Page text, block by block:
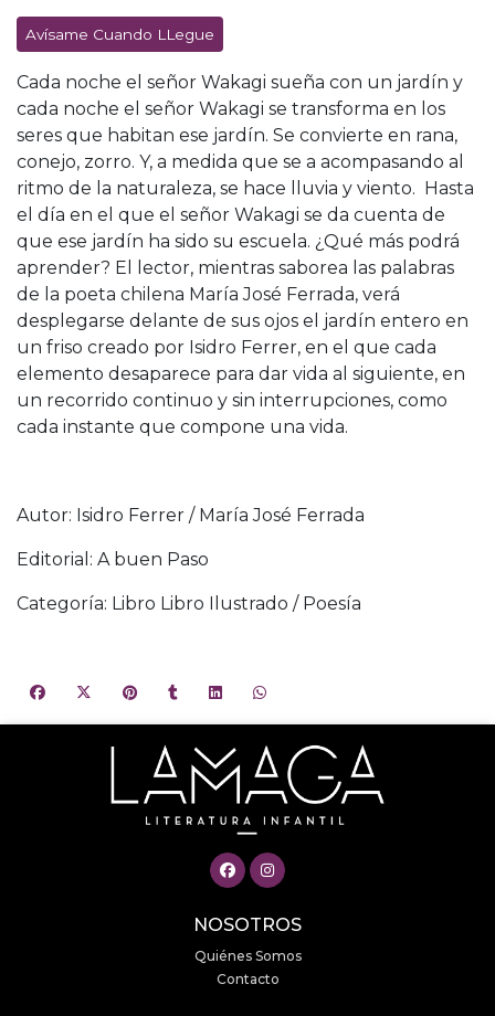
Avísame Cuando LLegue
Cada noche el señor Wakagi sueña con un jardín y
cada noche el señor Wakagi se transforma en los
seres que habitan ese jardín. Se convierte en rana,
conejo, zorro. Y, a medida que se a acompasando al
ritmo de la naturaleza, se hace lluvia y viento. Hasta
el día en el que el señor Wakagi se da cuenta de
que ese jardín ha sido su escuela. ¿Qué más podrá
aprender? El lector, mientras saborea las palabras
de la poeta chilena María José Ferrada, verá
desplegarse delante de sus ojos el jardín entero en
un friso creado por Isidro Ferrer, en el que cada
elemento desaparece para dar vida al siguiente, en
un recorrido continuo y sin interrupciones, como
cada instante que compone una vida.
Autor: Isidro Ferrer / María José Ferrada
Editorial: A buen Paso
Categoría: Libro Libro Ilustrado / Poesía
NOSOTROS
Quiénes Somos
Contacto